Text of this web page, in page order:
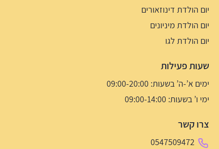
יום הולדת דינוזאורים
יום הולדת מיניונים
יום הולדת לגו
שעות פעילות
ימים א’-ה’ בשעות: 09:00-20:00
ימי ו’ בשעות: 09:00-14:00
צרו קשר
0547509472